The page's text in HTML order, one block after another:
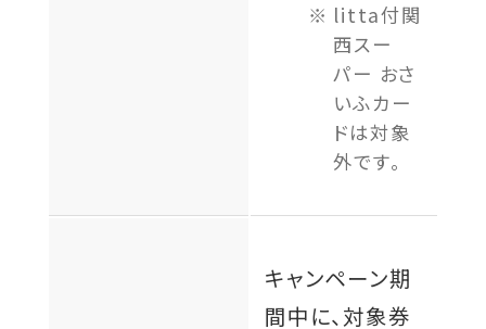
litta付関
西スー
パー おさ
いふカー
ドは対象
外です。
キャンペーン期
間中に、対象券